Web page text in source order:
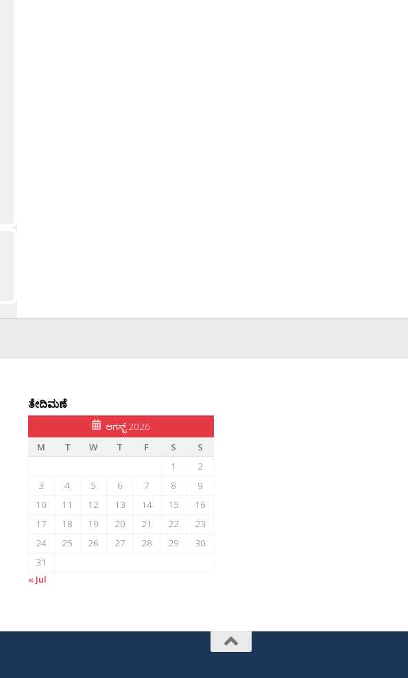
ತೇದಿಮಣೆ
ಆಗಸ್ಟ್ 2026
M
T W T F S
S
1
2
3
4 5 6 7 8
9
10
11 12 13 14 15
16
17
18 19 20 21 22
23
24
25 26 27 28 29
30
31
« Jul